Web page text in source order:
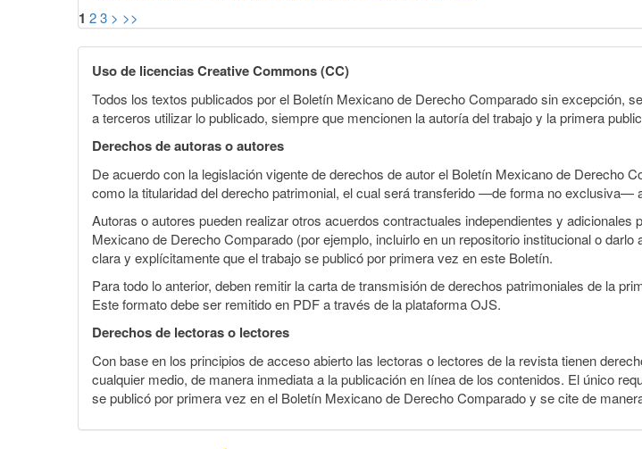
1 23 > >>
Uso de licencias Creative Commons (CC)
Todos los textos publicados por el Boletín Mexicano de Derecho Comparado sin excepción,
a terceros utilizar lo publicado, siempre que mencionen la autoría del trabajo y la primera
Derechos de autoras o autores
De acuerdo con la legislación vigente de derechos de autor el Boletín Mexicano de Derecho
como la titularidad del derecho patrimonial, el cual será transferido —de forma no exclusiva—
Autoras o autores pueden realizar otros acuerdos contractuales independientes y
Mexicano de Derecho Comparado (por ejemplo, incluirlo en un repositorio institucional o
clara y explícitamente que el trabajo se publicó por primera vez en este Boletín.
Para todo lo anterior, deben remitir la carta de transmisión de derechos patrimoniales de la
Este formato debe ser remitido en PDF a través de la plataforma OJS.
Derechos de lectoras o lectores
Con base en los principios de acceso abierto las lectoras o lectores de la revista tienen
cualquier medio, de manera inmediata a la publicación en línea de los contenidos. El único
se publicó por primera vez en el Boletín Mexicano de Derecho Comparado y se cite de